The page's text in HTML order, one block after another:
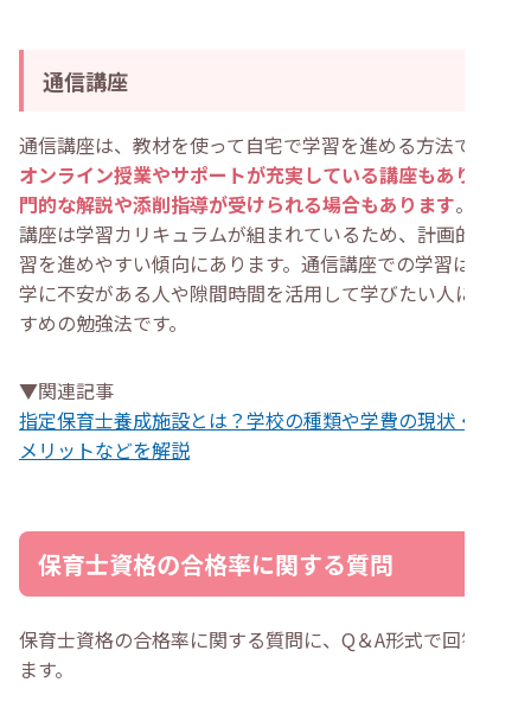
通信講座
通信講座は、教材を使って自宅で学習を進める方法です。
オンライン授業やサポートが充実している講座もあり、専
門的な解説や添削指導が受けられる場合もあります。通信
講座は学習カリキュラムが組まれているため、計画的に学
習を進めやすい傾向にあります。通信講座での学習は、独
学に不安がある人や隙間時間を活用して学びたい人におす
すめの勉強法です。
▼関連記事
指定保育士養成施設とは？学校の種類や学費の現状・通う
メリットなどを解説
保育士資格の合格率に関する質問
保育士資格の合格率に関する質問に、Q＆A形式で回答し
ます。